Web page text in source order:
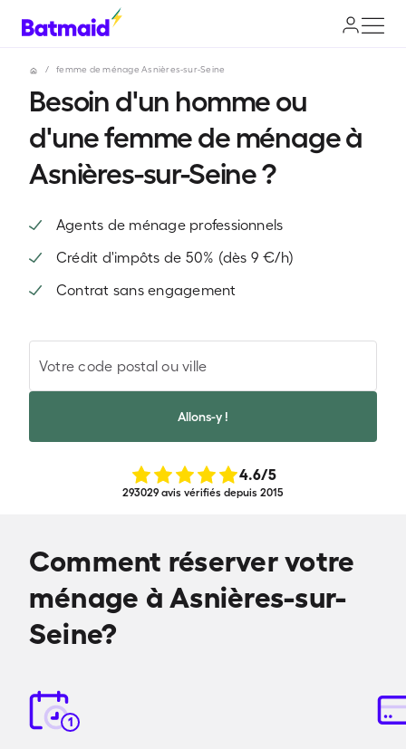
/ femme de ménage Asnières-sur-Seine
Besoin d'un homme ou
d'une femme de ménage à
Asnières-sur-Seine ?
Agents de ménage professionnels
Crédit d'impôts de 50% (dès 9 €/h)
Contrat sans engagement
Votre code postal ou ville
Allons-y !
4.6/5
293029 avis vérifiés depuis 2015
Comment réserver votre
ménage à Asnières-sur-
Seine?
1